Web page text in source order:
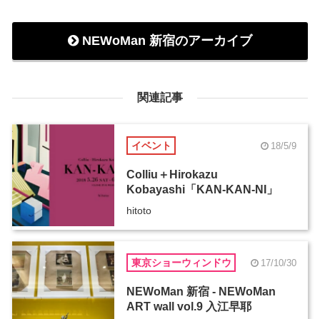
NEWoMan 新宿のアーカイブ
関連記事
イベント 18/5/9
Colliu＋Hirokazu
Kobayashi「KAN-KAN-NI」
hitoto
東京ショーウィンドウ 17/10/30
NEWoMan 新宿 - NEWoMan
ART wall vol.9 入江早耶